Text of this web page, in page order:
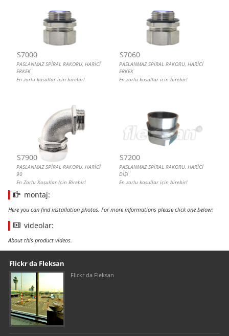
S7000
PASLANMAZ SPİRAL RAKORU, HARİCİ
ERKEK
En zorlu koşullar için birebir!
S7060
PASLANMAZ SPİRAL RAKORU, HARİCİ
ERKEK
En zorlu koşullar için birebir!
S7900
PASLANMAZ SPİRAL RAKORU, HARİCİ
90
En Zorlu Koşullar Için Birebir!
S7200
PASLANMAZ SPİRAL RAKORU, HARİCİ
DİŞİ
En zorlu koşullar için birebir!
montaj:
Here you can find installation photos. For more informations please click one below:
videolar:
About this product videos.
Our footer
Footer content
Flickr da Fleksan
Flickr da Fleksan